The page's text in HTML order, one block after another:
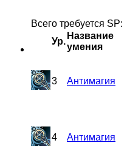
Всего требуется SP:
Ур.
Название
умения
3 Антимагия
4 Антимагия